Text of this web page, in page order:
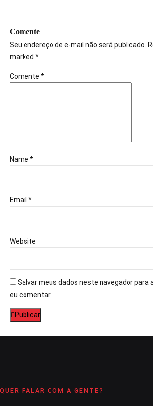
Comente
Seu endereço de e-mail não será publicado.
marked *
Comente *
Name *
Email *
Website
Salvar meus dados neste navegador para
eu comentar.
Publicar
QUER FALAR COM A GENTE?